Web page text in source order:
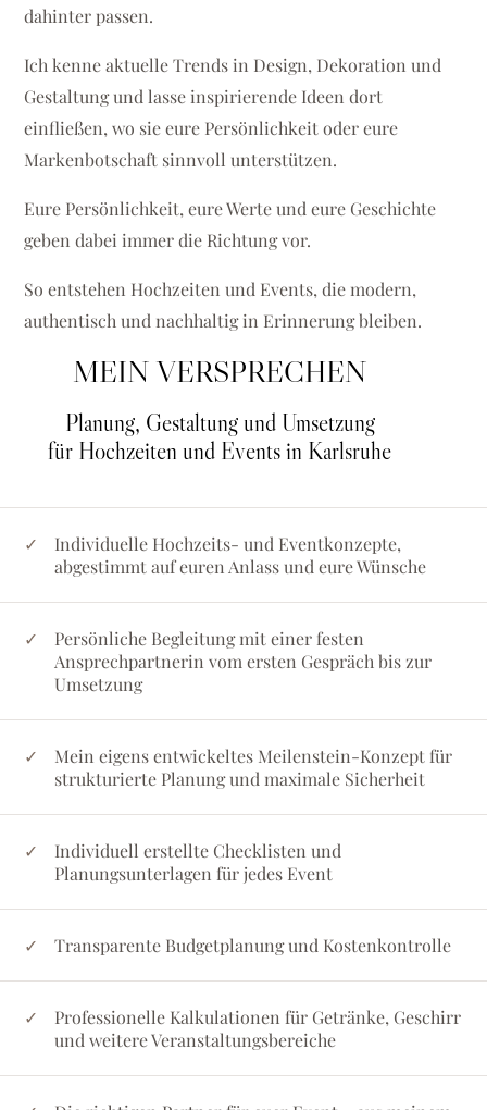
dahinter passen.
Ich kenne aktuelle Trends in Design, Dekoration und
Gestaltung und lasse inspirierende Ideen dort
einfließen, wo sie eure Persönlichkeit oder eure
Markenbotschaft sinnvoll unterstützen.
Eure Persönlichkeit, eure Werte und eure Geschichte
geben dabei immer die Richtung vor.
So entstehen Hochzeiten und Events, die modern,
authentisch und nachhaltig in Erinnerung bleiben.
MEIN VERSPRECHEN
Planung, Gestaltung und Umsetzung
für Hochzeiten und Events in Karlsruhe
Individuelle Hochzeits- und Eventkonzepte,
abgestimmt auf euren Anlass und eure Wünsche
Persönliche Begleitung mit einer festen
Ansprechpartnerin vom ersten Gespräch bis zur
Umsetzung
Mein eigens entwickeltes Meilenstein-Konzept für
strukturierte Planung und maximale Sicherheit
Individuell erstellte Checklisten und
Planungsunterlagen für jedes Event
Transparente Budgetplanung und Kostenkontrolle
Professionelle Kalkulationen für Getränke, Geschirr
und weitere Veranstaltungsbereiche